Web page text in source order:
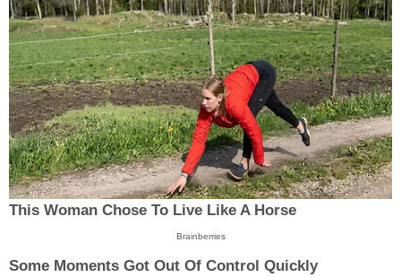
This Woman Chose To Live Like A Horse
Brainberries
Some Moments Got Out Of Control Quickly